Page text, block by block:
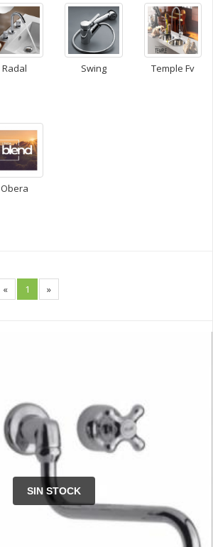
Radal Swing Temple Fv
Obera
« 1 »
SIN STOCK